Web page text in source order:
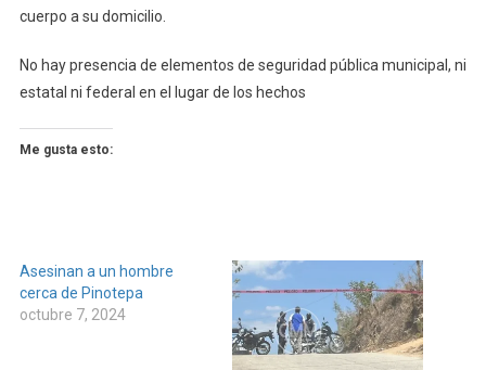
cuerpo a su domicilio.
No hay presencia de elementos de seguridad pública municipal, ni
estatal ni federal en el lugar de los hechos
Me gusta esto:
Asesinan a un hombre
cerca de Pinotepa
octubre 7, 2024